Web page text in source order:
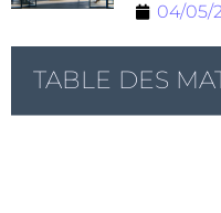
04/05/
TABLE DES